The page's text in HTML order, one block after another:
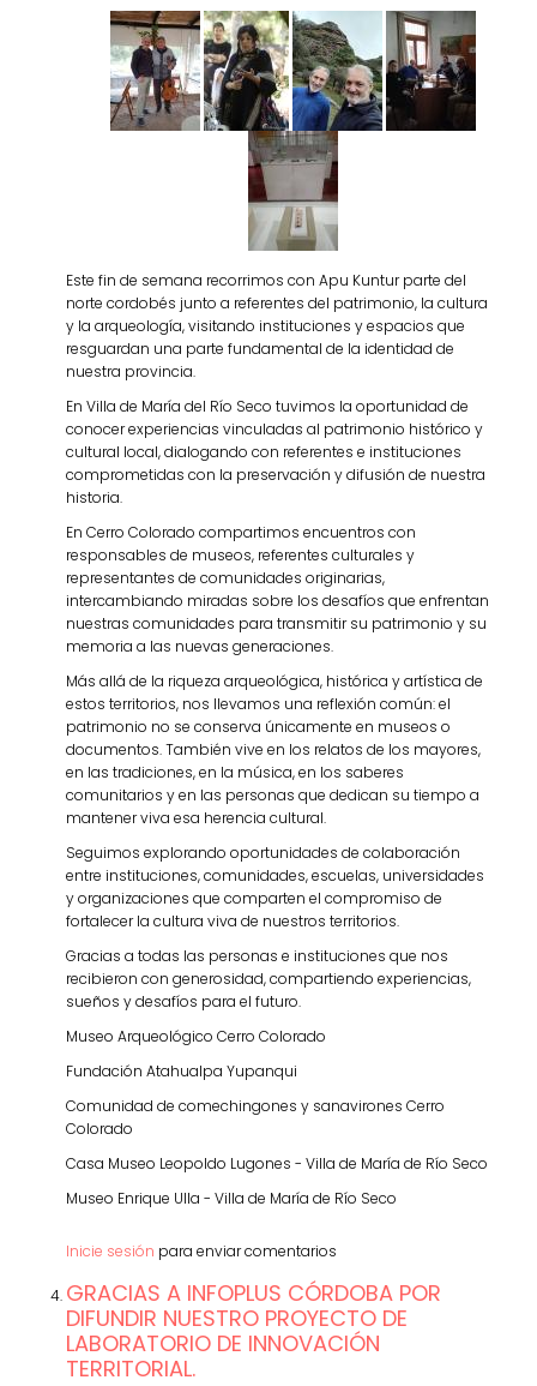
Este fin de semana recorrimos con Apu Kuntur parte del
norte cordobés junto a referentes del patrimonio, la cultura
y la arqueología, visitando instituciones y espacios que
resguardan una parte fundamental de la identidad de
nuestra provincia.
En Villa de María del Río Seco tuvimos la oportunidad de
conocer experiencias vinculadas al patrimonio histórico y
cultural local, dialogando con referentes e instituciones
comprometidas con la preservación y difusión de nuestra
historia.
En Cerro Colorado compartimos encuentros con
responsables de museos, referentes culturales y
representantes de comunidades originarias,
intercambiando miradas sobre los desafíos que enfrentan
nuestras comunidades para transmitir su patrimonio y su
memoria a las nuevas generaciones.
Más allá de la riqueza arqueológica, histórica y artística de
estos territorios, nos llevamos una reflexión común: el
patrimonio no se conserva únicamente en museos o
documentos. También vive en los relatos de los mayores,
en las tradiciones, en la música, en los saberes
comunitarios y en las personas que dedican su tiempo a
mantener viva esa herencia cultural.
Seguimos explorando oportunidades de colaboración
entre instituciones, comunidades, escuelas, universidades
y organizaciones que comparten el compromiso de
fortalecer la cultura viva de nuestros territorios.
Gracias a todas las personas e instituciones que nos
recibieron con generosidad, compartiendo experiencias,
sueños y desafíos para el futuro.
Museo Arqueológico Cerro Colorado
Fundación Atahualpa Yupanqui
Comunidad de comechingones y sanavirones Cerro
Colorado
Casa Museo Leopoldo Lugones - Villa de María de Río Seco
Museo Enrique Ulla - Villa de María de Río Seco
Inicie sesión para enviar comentarios
GRACIAS A INFOPLUS CÓRDOBA POR
DIFUNDIR NUESTRO PROYECTO DE
LABORATORIO DE INNOVACIÓN
TERRITORIAL.